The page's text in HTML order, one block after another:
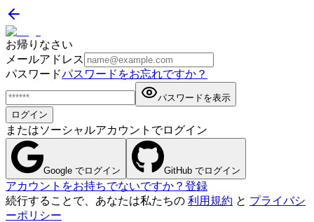
お帰りなさい
メールアドレス
パスワードパスワードをお忘れですか？
パスワードを表示
ログイン
またはソーシャルアカウントでログイン
Google でログイン GitHub でログイン
アカウントをお持ちでないですか？登録
続行することで、あなたは私たちの 利用規約 と プライバシ
ーポリシー